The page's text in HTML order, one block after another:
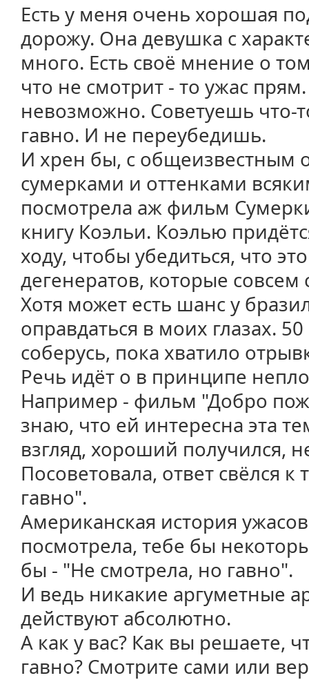
Есть у меня очень хорошая
дорожу. Она девушка с
много. Есть своё мнение о
что не смотрит - то ужас
невозможно. Советуешь что-
гавно. И не переубедишь.
И хрен бы, с общеизвестным
сумерками и оттенками
посмотрела аж фильм
книгу Коэльи. Коэлью
ходу, чтобы убедиться, что
дегенератов, которые
Хотя может есть шанс у
оправдаться в моих глазах.
соберусь, пока хватило
Речь идёт о в принципе
Например - фильм "Добро
знаю, что ей интересна эта
взгляд, хороший получился,
Посоветовала, ответ свёлся
гавно".
Американская история
посмотрела, тебе бы
бы - "Не смотрела, но гавно".
И ведь никакие аргуметные
действуют абсолютно.
А как у вас? Как вы решаете,
гавно? Смотрите сами или